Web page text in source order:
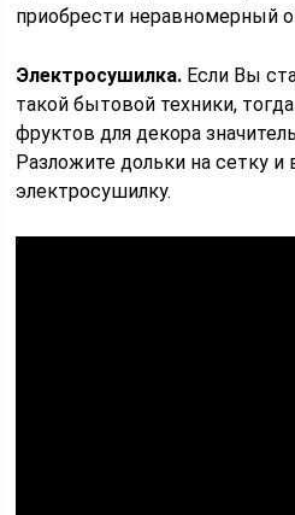
приобрести неравномерный
Электросушилка. Если Вы
такой бытовой техники,
фруктов для декора
Разложите дольки на сетку и
электросушилку.